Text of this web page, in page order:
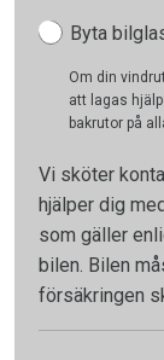
Byta
Om din
att lagas
bakrutor på
Vi sköter
hjälper dig
som gäller
bilen. Bilen
försäkringen